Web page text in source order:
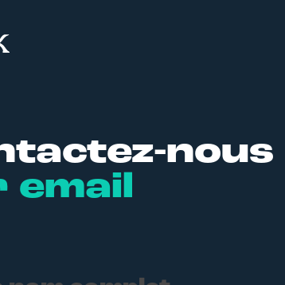
Agence de communication interactive à
nous
email